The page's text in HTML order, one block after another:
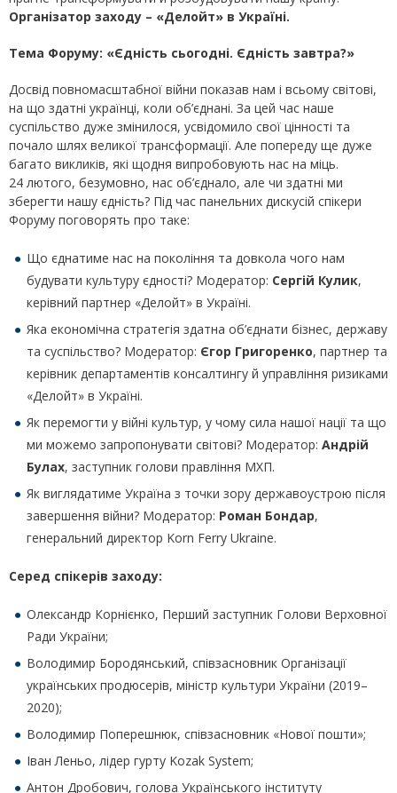
Організатор заходу – «Делойт» в Україні.
Тема Форуму: «Єдність сьогодні. Єдність завтра?»
Досвід повномасштабної війни показав нам і всьому світові,
на що здатні українці, коли об’єднані. За цей час наше
суспільство дуже змінилося, усвідомило свої цінності та
почало шлях великої трансформації. Але попереду ще дуже
багато викликів, які щодня випробовують нас на міць.
24 лютого, безумовно, нас об’єднало, але чи здатні ми
зберегти нашу єдність? Під час панельних дискусій спікери
Форуму поговорять про таке:
Що єднатиме нас на покоління та довкола чого нам
будувати культуру єдності? Модератор: Сергій Кулик,
керівний партнер «Делойт» в Україні.
Яка економічна стратегія здатна об’єднати бізнес, державу
та суспільство? Модератор: Єгор Григоренко, партнер та
керівник департаментів консалтингу й управління ризиками
«Делойт» в Україні.
Як перемогти у війні культур, у чому сила нашої нації та що
ми можемо запропонувати світові? Модератор: Андрій
Булах, заступник голови правління МХП.
Як виглядатиме Україна з точки зору державоустрою після
завершення війни? Модератор: Роман Бондар,
генеральний директор Korn Ferry Ukraine.
Серед спікерів заходу:
Олександр Корнієнко, Перший заступник Голови Верховної
Ради України;
Володимир Бородянський, співзасновник Організації
українських продюсерів, міністр культури України (2019–
2020);
Володимир Поперешнюк, співзасновник «Нової пошти»;
Іван Леньо, лідер гурту Kozak System;
Антон Дробович, голова Українського інституту